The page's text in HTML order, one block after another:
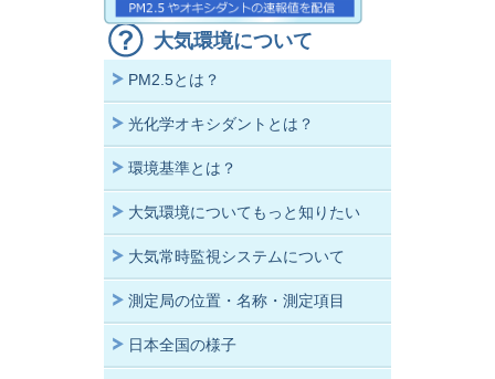
大気環境について
PM2.5とは？
光化学オキシダントとは？
環境基準とは？
大気環境についてもっと知りたい
大気常時監視システムについて
測定局の位置・名称・測定項目
日本全国の様子